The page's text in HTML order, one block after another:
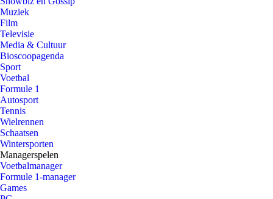
Muziek
Film
Televisie
Media & Cultuur
Bioscoopagenda
Sport
Voetbal
Formule 1
Autosport
Tennis
Wielrennen
Schaatsen
Wintersporten
Managerspelen
Voetbalmanager
Formule 1-manager
Games